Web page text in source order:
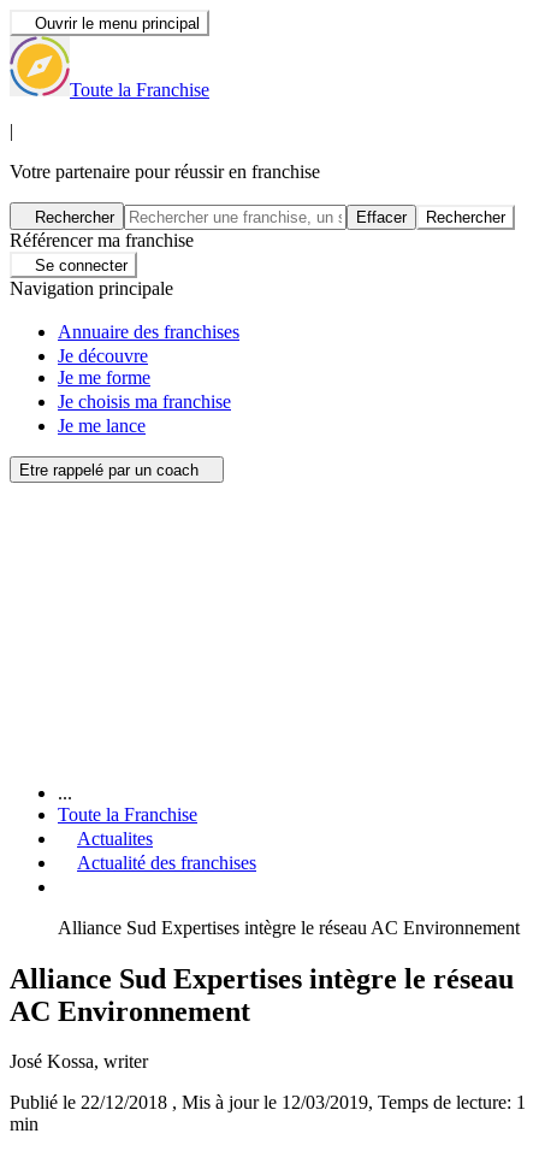
Ouvrir le menu principal
Toute la Franchise
|
Votre partenaire pour réussir en franchise
Rechercher Effacer Rechercher
Référencer ma franchise
Se connecter
Navigation principale
Annuaire des franchises
Je découvre
Je me forme
Je choisis ma franchise
Je me lance
Etre rappelé par un coach
...
Toute la Franchise
Actualites
Actualité des franchises
Alliance Sud Expertises intègre le réseau AC Environnement
Alliance Sud Expertises intègre le réseau
AC Environnement
José Kossa, writer
Publié le 22/12/2018 , Mis à jour le 12/03/2019, Temps de lecture: 1
min